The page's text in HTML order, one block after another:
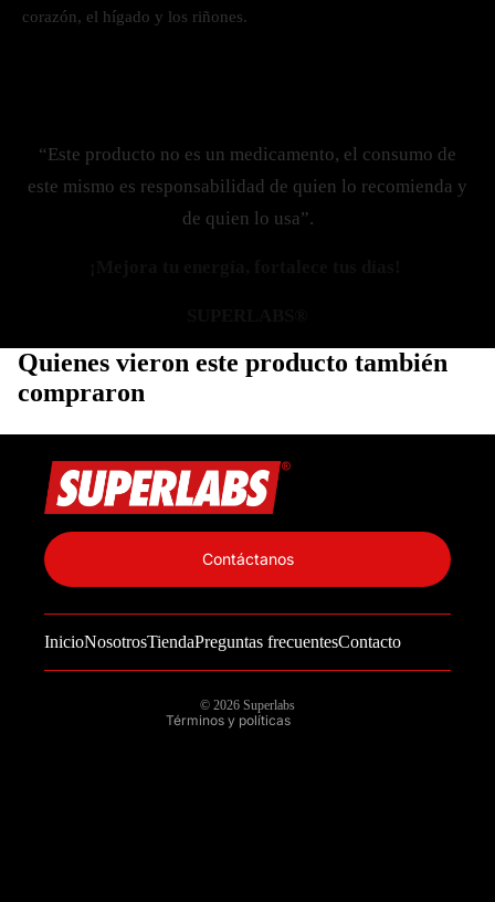
corazón, el hígado y los riñones.
“Este producto no es un medicamento, el consumo de
este mismo es responsabilidad de quien lo recomienda y
de quien lo usa”.
Quienes vieron este producto también
compraron
InicioNosotrosTiendaPreguntas frecuentesContacto
Contáctanos
© 2026 Superlabs
Términos y políticas
Información de contacto
Política de reembolso
Términos del servicio
Política de envío